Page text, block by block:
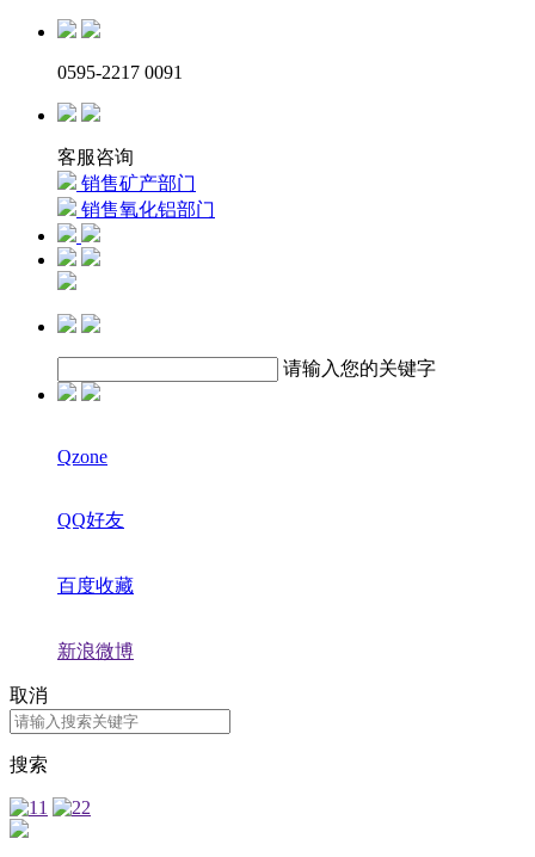
0595-2217 0091
客服咨询
销售矿产部门
销售氧化铝部门
请输入您的关键字
Qzone
QQ好友
百度收藏
新浪微博
取消
搜索